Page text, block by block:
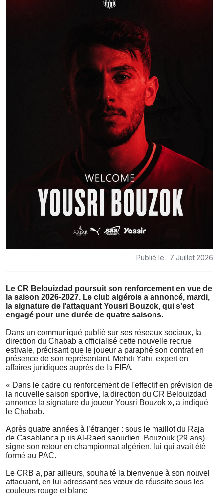
Publié le : 7 Juillet 2026
Le CR Belouizdad poursuit son renforcement en vue de
la saison 2026-2027. Le club algérois a annoncé, mardi,
la signature de l'attaquant Yousri Bouzok, qui s'est
engagé pour une durée de quatre saisons.
Dans un communiqué publié sur ses réseaux sociaux, la
direction du Chabab a officialisé cette nouvelle recrue
estivale, précisant que le joueur a paraphé son contrat en
présence de son représentant, Mehdi Yahi, expert en
affaires juridiques auprès de la FIFA.
« Dans le cadre du renforcement de l'effectif en prévision de
la nouvelle saison sportive, la direction du CR Belouizdad
annonce la signature du joueur Yousri Bouzok », a indiqué
le Chabab.
Après quatre années à l’étranger : sous le maillot du Raja
de Casablanca puis Al-Raed saoudien, Bouzouk (29 ans)
signe son retour en championnat algérien, lui qui avait été
formé au PAC.
Le CRB a, par ailleurs, souhaité la bienvenue à son nouvel
attaquant, en lui adressant ses vœux de réussite sous les
couleurs rouge et blanc.